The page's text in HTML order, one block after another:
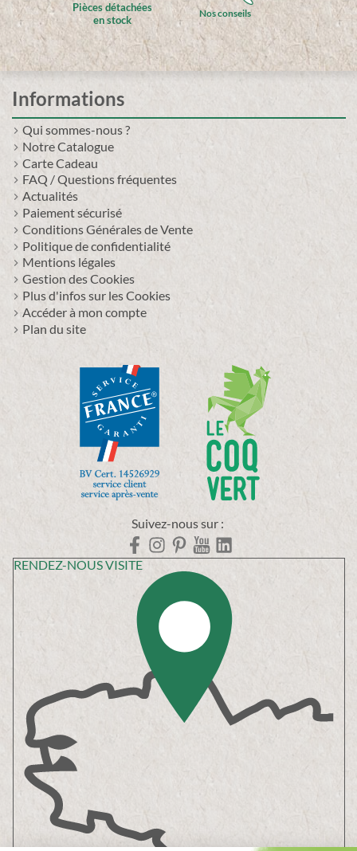
Pièces détachées
en stock
Nos conseils
Informations
Qui sommes-nous ?
Notre Catalogue
Carte Cadeau
FAQ / Questions fréquentes
Actualités
Paiement sécurisé
Conditions Générales de Vente
Politique de confidentialité
Mentions légales
Gestion des Cookies
Plus d'infos sur les Cookies
Accéder à mon compte
Plan du site
Suivez-nous sur :
RENDEZ-NOUS VISITE